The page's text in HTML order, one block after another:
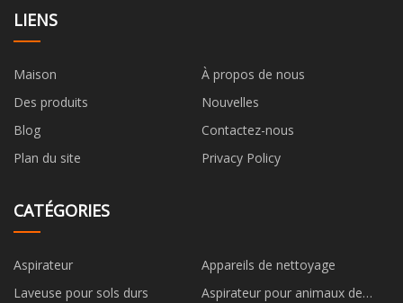
LIENS
Maison
À propos de nous
Des produits
Nouvelles
Blog
Contactez-nous
Plan du site
Privacy Policy
CATÉGORIES
Aspirateur
Appareils de nettoyage
Laveuse pour sols durs
Aspirateur pour animaux de